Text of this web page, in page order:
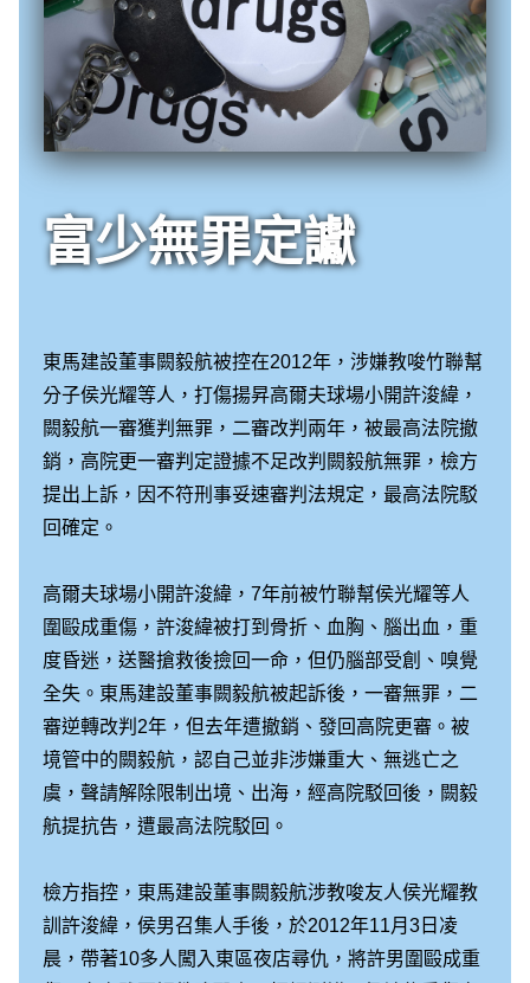
富少無罪定讞
東馬建設董事闕毅航被控在2012年，涉嫌教唆竹聯幫
分子侯光耀等人，打傷揚昇高爾夫球場小開許浚緯，
闕毅航一審獲判無罪，二審改判兩年，被最高法院撤
銷，高院更一審判定證據不足改判闕毅航無罪，檢方
提出上訴，因不符刑事妥速審判法規定，最高法院駁
回確定。
高爾夫球場小開許浚緯，7年前被竹聯幫侯光耀等人
圍毆成重傷，許浚緯被打到骨折、血胸、腦出血，重
度昏迷，送醫搶救後撿回一命，但仍腦部受創、嗅覺
全失。東馬建設董事闕毅航被起訴後，一審無罪，二
審逆轉改判2年，但去年遭撤銷、發回高院更審。被
境管中的闕毅航，認自己並非涉嫌重大、無逃亡之
虞，聲請解除限制出境、出海，經高院駁回後，闕毅
航提抗告，遭最高法院駁回。
檢方指控，東馬建設董事闕毅航涉教唆友人侯光耀教
訓許浚緯，侯男召集人手後，於2012年11月3日凌
晨，帶著10多人闖入東區夜店尋仇，將許男圍毆成重